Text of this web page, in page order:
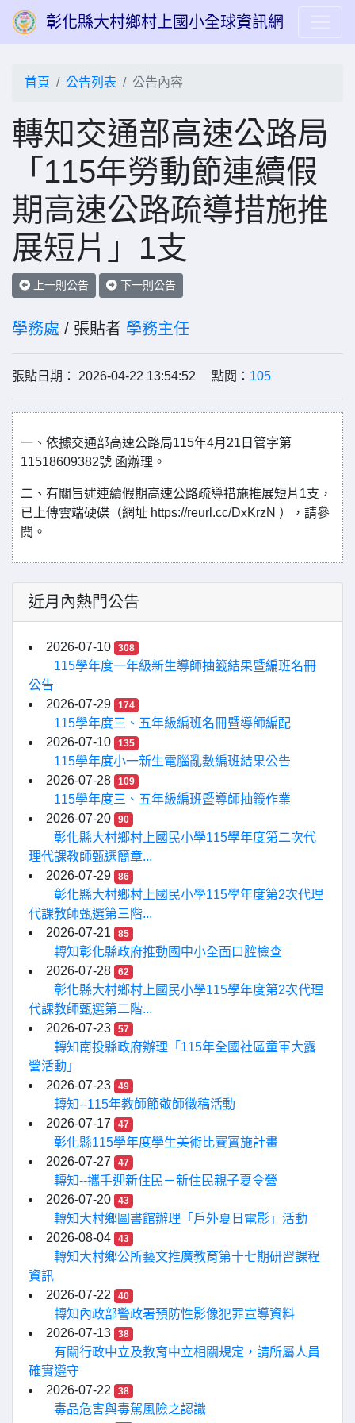
彰化縣大村鄉村上國小全球資訊網
首頁 公告列表 公告內容
轉知交通部高速公路局
「115年勞動節連續假
期高速公路疏導措施推
展短片」1支
上一則公告 下一則公告
學務處 / 張貼者 學務主任
張貼日期： 2026-04-22 13:54:52 點閱： 105
一、依據交通部高速公路局115年4月21日管字第
11518609382號 函辦理。
二、有關旨述連續假期高速公路疏導措施推展短片1支，
已上傳雲端硬碟（網址 https://reurl.cc/DxKrzN ），請參
閱。
近月內熱門公告
2026-07-10 308
115學年度一年級新生導師抽籤結果暨編班名冊
公告
2026-07-29
174
115學年度三、五年級編班名冊暨導師編配
2026-07-10
135
115學年度小一新生電腦亂數編班結果公告
2026-07-28
109
115學年度三、五年級編班暨導師抽籤作業
2026-07-20
90
彰化縣大村鄉村上國民小學115學年度第二次代
理代課教師甄選簡章...
2026-07-29
86
彰化縣大村鄉村上國民小學115學年度第2次代理
代課教師甄選第三階...
2026-07-21
85
轉知彰化縣政府推動國中小全面口腔檢查
2026-07-28
62
彰化縣大村鄉村上國民小學115學年度第2次代理
代課教師甄選第二階...
2026-07-23
57
轉知南投縣政府辦理「115年全國社區童軍大露
營活動」
2026-07-23
49
轉知--115年教師節敬師徵稿活動
2026-07-17
47
彰化縣115學年度學生美術比賽實施計畫
2026-07-27
47
轉知--攜手迎新住民－新住民親子夏令營
2026-07-20
43
轉知大村鄉圖書館辦理「戶外夏日電影」活動
2026-08-04
43
轉知大村鄉公所藝文推廣教育第十七期研習課程
資訊
2026-07-22
40
轉知內政部警政署預防性影像犯罪宣導資料
2026-07-13
38
有關行政中立及教育中立相關規定，請所屬人員
確實遵守
2026-07-22
38
毒品危害與毒駕風險之認識